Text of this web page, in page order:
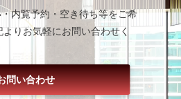
内覧予約・空き待ち等をご希
りお気軽にお問い合わせく
問い合わせ